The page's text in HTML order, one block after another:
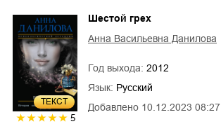
ТЕКСТ
5
Добавлено 10.12.2023 08:27
Шестой грех
Анна Васильевна Данилова
Год выхода: 2012
Язык: Русский